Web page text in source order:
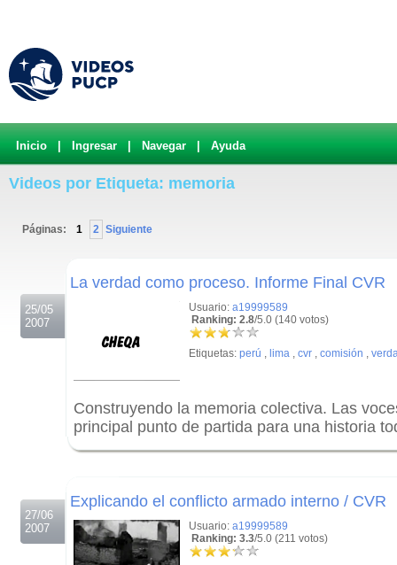
Inicio Ingresar Navegar Ayuda
Videos por Etiqueta: memoria
Páginas: 1 2 Siguiente
25/05
2007
La verdad como proceso. Informe Final CVR
Usuario: a19999589
Ranking: 2.8/5.0 (140 votos)
Etiquetas: perú , lima , cvr , comisión ,
Construyendo la memoria colectiva. Las
principal punto de partida para una historia
27/06
2007
Explicando el conflicto armado interno / CVR
Usuario: a19999589
Ranking: 3.3/5.0 (211 votos)